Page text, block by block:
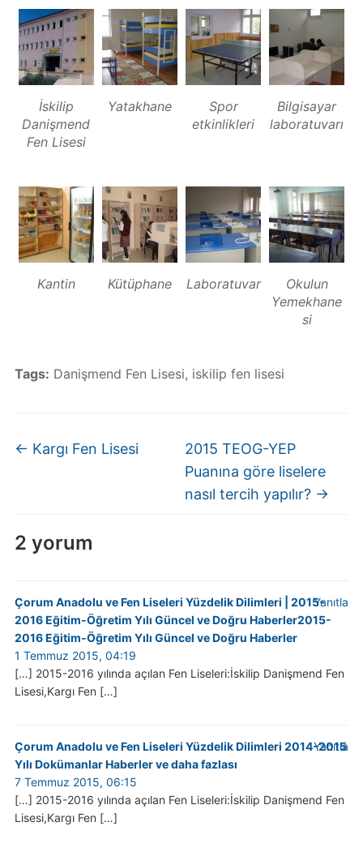
İskilip
Danişmend
Fen Lisesi
Yatakhane
Spor
etkinlikleri
Bilgisayar
laboratuvarı
Kantin Kütüphane Laboratuvar
Okulun
Yemekhane
si
Tags: Danişmend Fen Lisesi, iskilip fen lisesi
← Kargı Fen Lisesi
2015 TEOG-YEP
Puanına göre liselere
nasıl tercih yapılır? →
2 yorum
Çorum Anadolu ve Fen Liseleri Yüzdelik Dilimleri | 2015-
2016 Eğitim-Öğretim Yılı Güncel ve Doğru Haberler2015-
2016 Eğitim-Öğretim Yılı Güncel ve Doğru Haberler
1 Temmuz 2015, 04:19
[…] 2015-2016 yılında açılan Fen Liseleri:İskilip Danişmend Fen
Lisesi,Kargı Fen […]
Yanıtla
Çorum Anadolu ve Fen Liseleri Yüzdelik Dilimleri 2014-2015
Yılı Dokümanlar Haberler ve daha fazlası
7 Temmuz 2015, 06:15
[…] 2015-2016 yılında açılan Fen Liseleri:İskilip Danişmend Fen
Lisesi,Kargı Fen […]
Yanıtla